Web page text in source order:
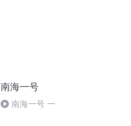
南海一号
南海一号 一